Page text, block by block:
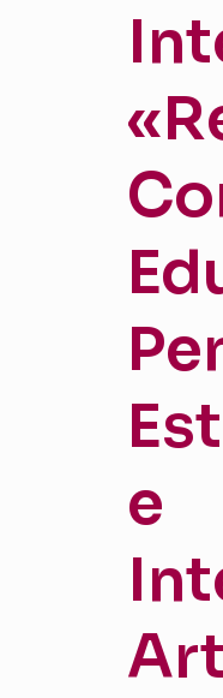
e